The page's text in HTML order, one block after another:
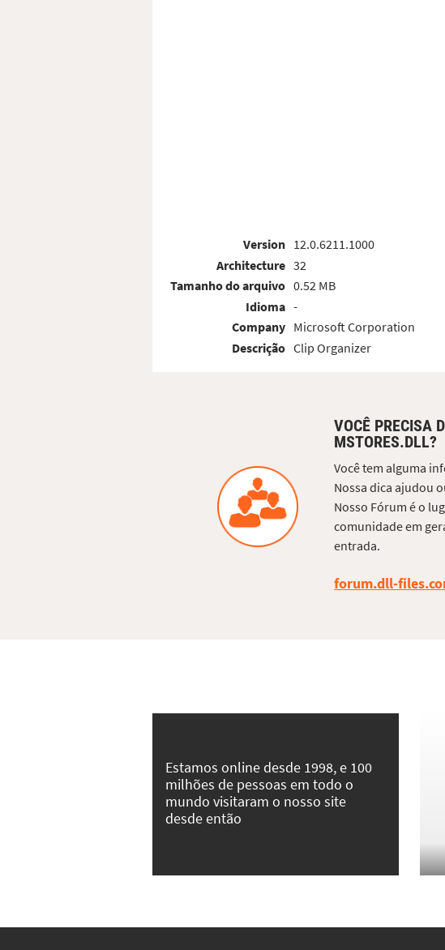
Version
Architecture
Tamanho do arquivo
Idioma
Company
Descrição
12.0.6211.1000
32
0.52 MB
-
Microsoft Corporation
Clip Organizer
VOCÊ PRECISA
MSTORES.DLL?
Você tem alguma
Nossa dica ajudou
Nosso Fórum é o
comunidade em
entrada.
forum.dll-
Estamos online desde 1998, e 100
milhões de pessoas em todo o
mundo visitaram o nosso site
desde então